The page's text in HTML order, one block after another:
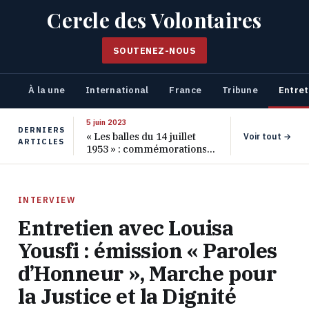
Cercle des Volontaires
SOUTENEZ-NOUS
À la une International France Tribune
DERNIERS
ARTICLES
5 juin 2023
« Les balles du 14 juillet
1953 » : commémorations
pour les 70 ans de ce
Voir tout →
INTERVIEW
Entretien avec Louisa
Yousfi : émission « Paroles
d’Honneur », Marche pour
la Justice et la Dignité